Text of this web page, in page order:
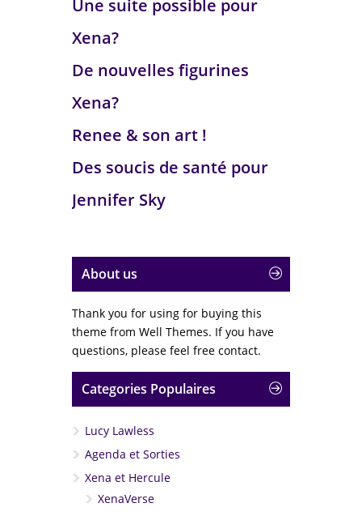
Une suite possible pour
Xena?
De nouvelles figurines
Xena?
Renee & son art !
Des soucis de santé pour
Jennifer Sky
About us
Thank you for using for buying this
theme from Well Themes. If you have
questions, please feel free contact.
Categories Populaires
Lucy Lawless
Agenda et Sorties
Xena et Hercule
XenaVerse